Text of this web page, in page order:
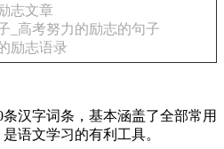
志文章
_高考努力的励志的句子
励志语录
汉字词条，基本涵盖了全部常用
语文学习的有利工具。